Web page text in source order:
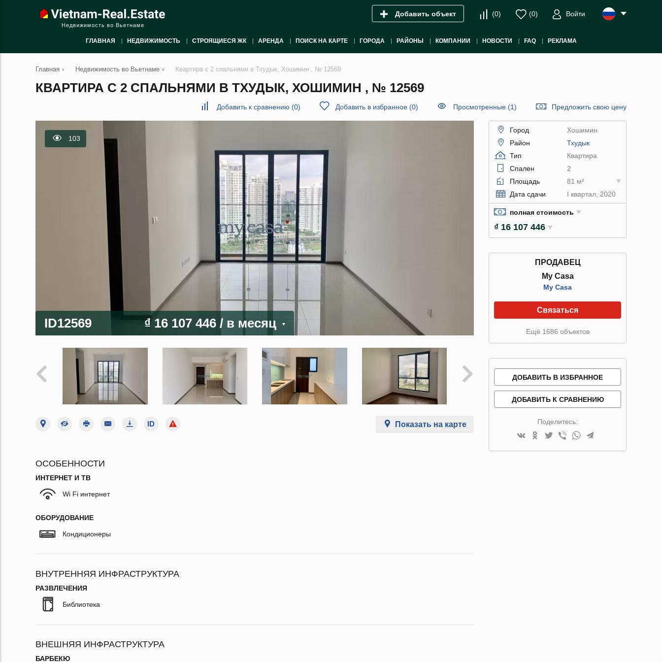
Недвижимость во Вьетнаме
Добавить объект (0) (0) Войти
ГЛАВНАЯ НЕДВИЖИМОСТЬ СТРОЯЩИЕСЯ ЖК АРЕНДА ПОИСК НА КАРТЕ ГОРОДА РАЙОНЫ КОМПАНИИ НОВОСТИ FAQ РЕКЛАМА
Главная › Недвижимость во Вьетнаме › Квартира с 2 спальнями в Тхудык, Хошимин , № 12569
КВАРТИРА С 2 СПАЛЬНЯМИ В ТХУДЫК, ХОШИМИН , № 12569
Добавить к сравнению (0) Добавить в избранное (0) Просмотренные (1) Предложить свою цену
103
ID12569 ₫ 16 107 446 / в месяц
Показать на карте
ОСОБЕННОСТИ
ИНТЕРНЕТ И ТВ
Wi Fi интернет
ОБОРУДОВАНИЕ
Кондиционеры
ВНУТРЕННЯЯ ИНФРАСТРУКТУРА
РАЗВЛЕЧЕНИЯ
Библиотека
ВНЕШНЯЯ ИНФРАСТРУКТУРА
БАРБЕКЮ
Город
Хошимин
Район
Тхудык
Тип
Квартира
Спален
2
Площадь
81 м²
Дата сдачи
I квартал, 2020
полная стоимость
₫ 16 107 446
ПРОДАВЕЦ
My Casa
My Casa
Связаться
Ещё 1686 объектов
ДОБАВИТЬ В ИЗБРАННОЕ
ДОБАВИТЬ К СРАВНЕНИЮ
Поделитесь: